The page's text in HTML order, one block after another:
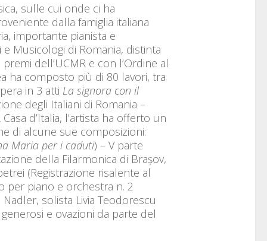
sulle cui onde ci ha
dalla famiglia italiana
importante pianista e
Musicologi di Romania, distinta
dell’UCMR e con l’Ordine al
ha composto più di 80 lavori, tra
in 3 atti La signora con il
degli Italiani di Romania –
d’Italia, l’artista ha offerto un
di alcune sue composizioni:
Maria per i caduti) – V parte
della Filarmonica di Brașov,
(Registrazione risalente al
per piano e orchestra n. 2
solista Livia Teodorescu
e ovazioni da parte del